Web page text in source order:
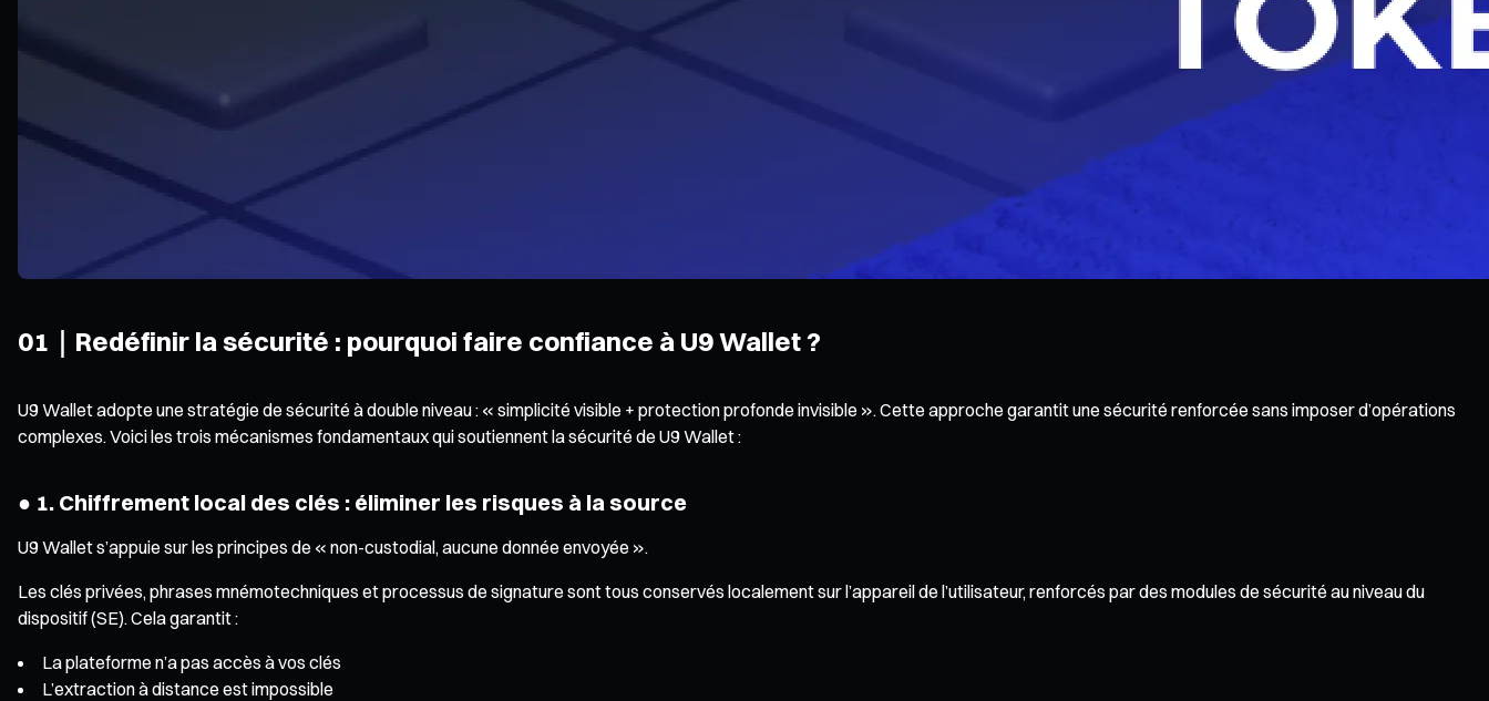
01｜Redéfinir la sécurité : pourquoi faire confiance à U9 Wallet ?
U9 Wallet adopte une stratégie de sécurité à double niveau : « simplicité visible + protection profonde invisible ». Cette approche garantit une sécurité renforcée sans imposer d’opérations
complexes. Voici les trois mécanismes fondamentaux qui soutiennent la sécurité de U9 Wallet :
● 1. Chiffrement local des clés : éliminer les risques à la source
U9 Wallet s’appuie sur les principes de « non-custodial, aucune donnée envoyée ».
Les clés privées, phrases mnémotechniques et processus de signature sont tous conservés localement sur l’appareil de l’utilisateur, renforcés par des modules de sécurité au niveau du
dispositif (SE). Cela garantit :
La plateforme n’a pas accès à vos clés
L’extraction à distance est impossible